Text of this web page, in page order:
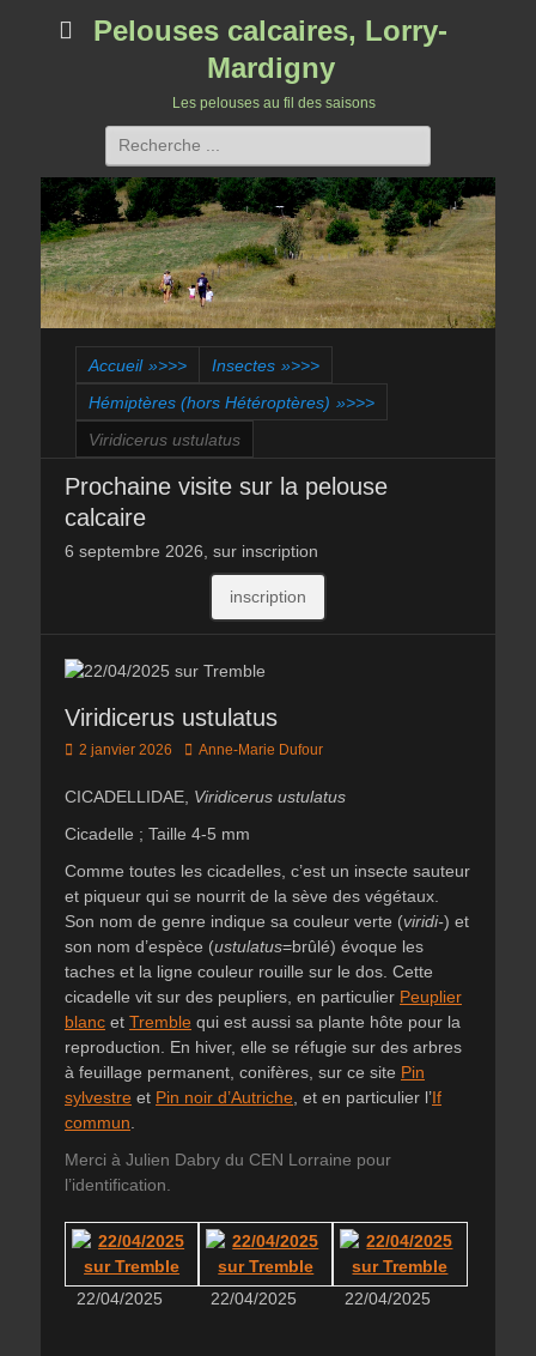
Pelouses calcaires, Lorry-
Mardigny
Les pelouses au fil des saisons
Rechercher :
Accueil »>>> Insectes »>>>
Hémiptères (hors Hétéroptères) »>>>
Viridicerus ustulatus
Prochaine visite sur la pelouse
calcaire
6 septembre 2026, sur inscription
inscription
Viridicerus ustulatus
Posted
2 janvier 2026 Author
Anne-Marie Dufour
CICADELLIDAE, Viridicerus ustulatus
Cicadelle ; Taille 4-5 mm
Comme toutes les cicadelles, c’est un insecte sauteur
et piqueur qui se nourrit de la sève des végétaux.
Son nom de genre indique sa couleur verte (viridi-) et
son nom d’espèce (ustulatus=brûlé) évoque les
taches et la ligne couleur rouille sur le dos. Cette
cicadelle vit sur des peupliers, en particulier Peuplier
blanc et Tremble qui est aussi sa plante hôte pour la
reproduction. En hiver, elle se réfugie sur des arbres
à feuillage permanent, conifères, sur ce site Pin
sylvestre et Pin noir d’Autriche, et en particulier l’If
commun.
Merci à Julien Dabry du CEN Lorraine pour
l’identification.
22/04/2025 22/04/2025 22/04/2025